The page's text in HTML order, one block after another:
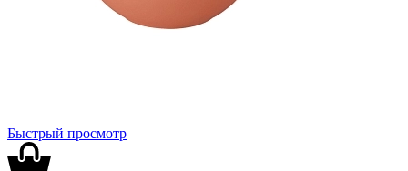
Быстрый просмотр